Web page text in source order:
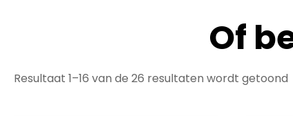
Of
Resultaat 1–16 van de 26 resultaten wordt getoond